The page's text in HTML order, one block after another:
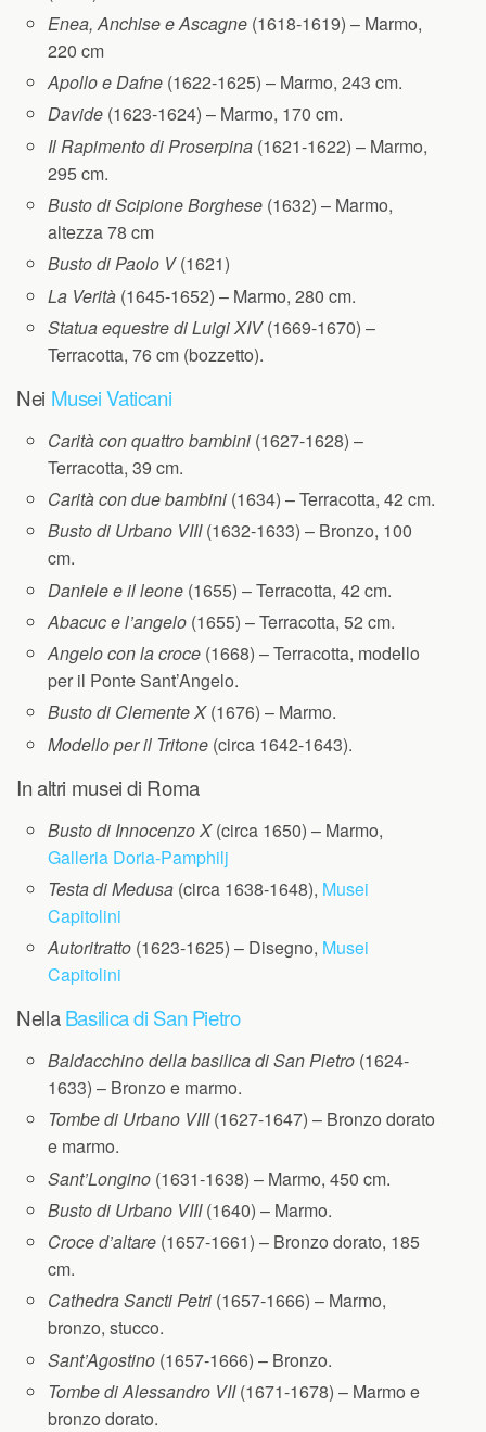
Enea, Anchise e Ascagne (1618-1619) – Marmo,
220 cm
Apollo e Dafne (1622-1625) – Marmo, 243 cm.
Davide (1623-1624) – Marmo, 170 cm.
Il Rapimento di Proserpina (1621-1622) – Marmo,
295 cm.
Busto di Scipione Borghese (1632) – Marmo,
altezza 78 cm
Busto di Paolo V(1621)
La Verità (1645-1652) – Marmo, 280 cm.
Statua equestre di Luigi XIV(1669-1670) –
Terracotta, 76 cm (bozzetto).
Nei Musei Vaticani
Carità con quattro bambini (1627-1628) –
Terracotta, 39 cm.
Carità con due bambini (1634) – Terracotta, 42 cm.
Busto di Urbano VIII(1632-1633) – Bronzo, 100
cm.
Daniele e il leone (1655) – Terracotta, 42 cm.
Abacuc e l’angelo (1655) – Terracotta, 52 cm.
Angelo con la croce (1668) – Terracotta, modello
per il Ponte Sant’Angelo.
Busto di Clemente X(1676) – Marmo.
Modello per il Tritone (circa 1642-1643).
In altri musei di Roma
Busto di Innocenzo X(circa 1650) – Marmo,
Galleria Doria-Pamphilj
Testa di Medusa (circa 1638-1648), Musei
Capitolini
Autoritratto (1623-1625) – Disegno, Musei
Capitolini
NellaBasilica di San Pietro
Baldacchino della basilica di San Pietro (1624-
1633) – Bronzo e marmo.
Tombe di Urbano VIII(1627-1647) – Bronzo dorato
e marmo.
Sant’Longino (1631-1638) – Marmo, 450 cm.
Busto di Urbano VIII(1640) – Marmo.
Croce d’altare (1657-1661) – Bronzo dorato, 185
cm.
Cathedra Sancti Petri (1657-1666) – Marmo,
bronzo, stucco.
Sant’Agostino (1657-1666) – Bronzo.
Tombe di Alessandro VII(1671-1678) – Marmo e
bronzo dorato.